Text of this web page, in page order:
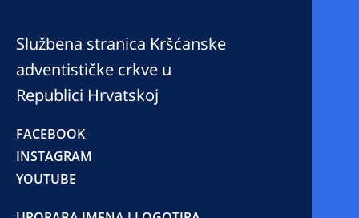
Službena stranica Kršćanske
adventističke crkve u
Republici Hrvatskoj
FACEBOOK
INSTAGRAM
YOUTUBE